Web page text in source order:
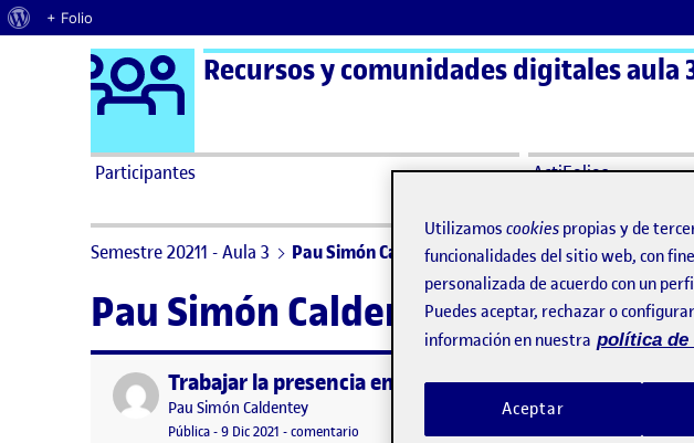
Acerca de WordPress
+ Folio
Saltar al contenido Logo Ágora
Recursos y comunidades digitales aula
Participantes ActiFolios
Semestre 20211 - Aula 3 Pau Simón Caldentey
Pau Simón Caldentey
Publicado porTrabajar la presencia en red
Publicado por
Pau Simón Caldentey
Visibilidad:
Pública-Fecha de publicación
9 Dic 2021 -comentario en Trabajar la presencia en red
Utilizamos cookies propias y de
funcionalidades del sitio web, con
personalizada de acuerdo con un
Puedes aceptar, rechazar o
información en nuestra política de
Aceptar